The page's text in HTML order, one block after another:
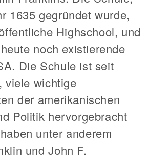
1635 gegründet wurde,
Highschool, und
noch existierende
Die Schule ist seit
viele wichtige
der amerikanischen
Politik hervorgebracht
unter anderem
und John F.